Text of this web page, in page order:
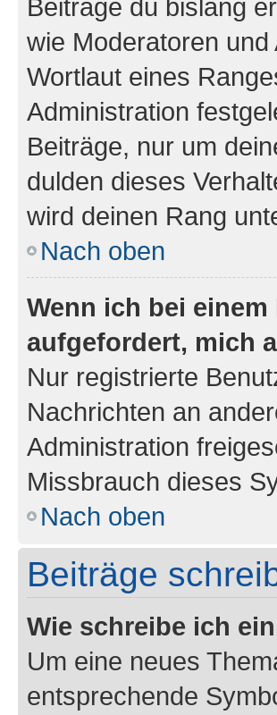
Beiträge du bislang
wie Moderatoren
Wortlaut eines
Administration
Beiträge, nur um
dulden dieses
wird deinen Rang
Nach oben
Wenn ich bei
aufgefordert, mich
Nur registrierte
Nachrichten an
Administration
Missbrauch dieses
Nach oben
Beiträge
Wie schreibe ich
Um eine neues
entsprechende